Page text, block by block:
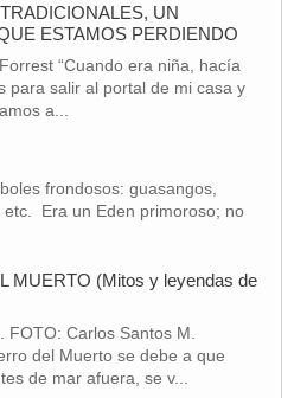
UN
ESTAMOS PERDIENDO
“Cuando era niña, hacía
para salir al portal de mi casa y
a...
frondosos: guasangos,
Era un Eden primoroso; no
MUERTO (Mitos y leyendas de
FOTO: Carlos Santos M.
del Muerto se debe a que
de mar afuera, se v...